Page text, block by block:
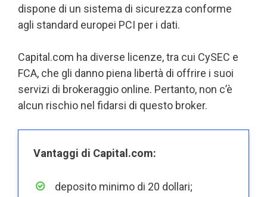
dispone di un sistema di sicurezza conforme
agli standard europei PCI per i dati.
Capital.com ha diverse licenze, tra cui CySEC e
FCA, che gli danno piena libertà di offrire i suoi
servizi di brokeraggio online. Pertanto, non c’è
alcun rischio nel fidarsi di questo broker.
Vantaggi di Capital.com:
deposito minimo di 20 dollari;